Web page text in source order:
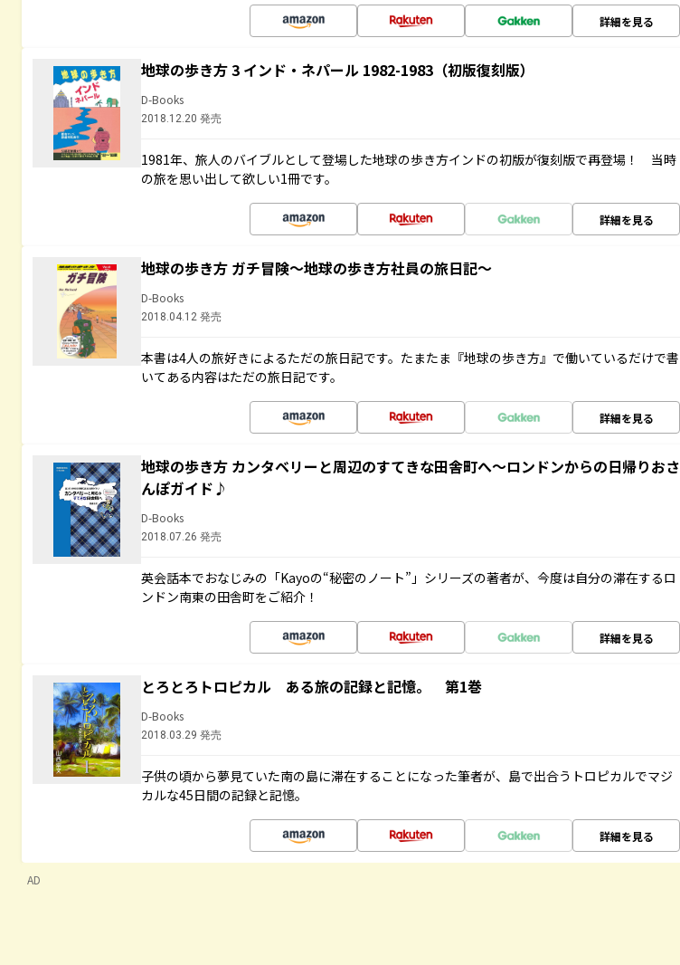
詳細を見る
地球の歩き方 3 インド・ネパール 1982-1983（初版復刻版）
D-Books
2018.12.20 発売
1981年、旅人のバイブルとして登場した地球の歩き方インドの初版が復刻版で再登場！ 当時
の旅を思い出して欲しい1冊です。
詳細を見る
地球の歩き方 ガチ冒険～地球の歩き方社員の旅日記～
D-Books
2018.04.12 発売
本書は4人の旅好きによるただの旅日記です。たまたま『地球の歩き方』で働いているだけで書
いてある内容はただの旅日記です。
詳細を見る
地球の歩き方 カンタベリーと周辺のすてきな田舎町へ～ロンドンからの日帰りおさ
んぽガイド♪
D-Books
2018.07.26 発売
英会話本でおなじみの「Kayoの“秘密のノート”」シリーズの著者が、今度は自分の滞在するロ
ンドン南東の田舎町をご紹介！
詳細を見る
とろとろトロピカル ある旅の記録と記憶。 第1巻
D-Books
2018.03.29 発売
子供の頃から夢見ていた南の島に滞在することになった筆者が、島で出合うトロピカルでマジ
カルな45日間の記録と記憶。
詳細を見る
AD